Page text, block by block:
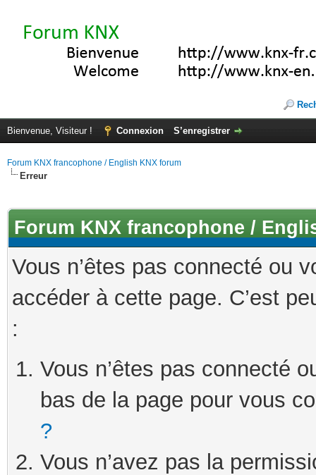
Bienvenue, Visiteur ! Connexion S’enregistrer
Forum KNX francophone / English KNX forum
Erreur
Forum KNX francophone /
Vous n’êtes pas connecté ou
accéder à cette page. C’est
:
Vous n’êtes pas connecté
bas de la page pour vous
?
Vous n’avez pas la